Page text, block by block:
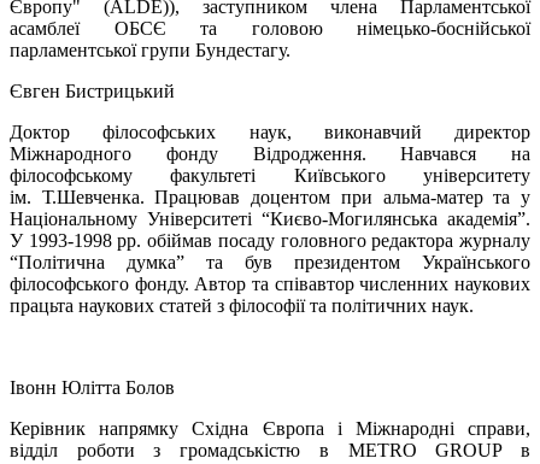
Європу" (ALDE)), заступником члена Парламентської
асамблеї ОБСЄ та головою німецько-боснійської
парламентської групи Бундестагу.
Євген Бистрицький
Доктор філософських наук, виконавчий директор
Міжнародного фонду Відродження. Навчався на
філософському факультеті Київського університету
ім. Т.Шевченка. Працював доцентом при альма-матер та у
Національному Університеті “Києво-Могилянська академія”.
У 1993-1998 рр. обіймав посаду головного редактора журналу
“Політична думка” та був президентом Українського
філософського фонду. Автор та співавтор численних наукових
працьта наукових статей з філософії та політичних наук.
Івонн Юлітта Болов
Керівник напрямку Східна Європа і Міжнародні справи,
відділ роботи з громадськістю в METRO GROUP в